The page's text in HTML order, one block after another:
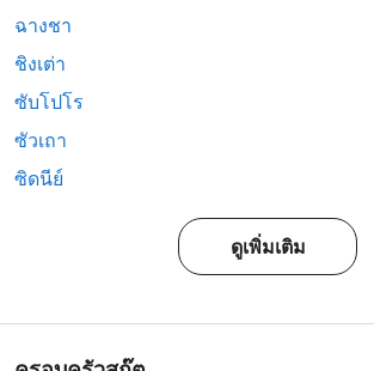
ฉางชา
ชิงเต่า
ซับโปโร
ซัวเถา
ซิดนีย์
ดูเพิ่มเติม